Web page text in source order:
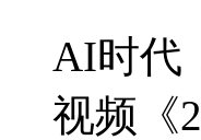
AI时代
视频《